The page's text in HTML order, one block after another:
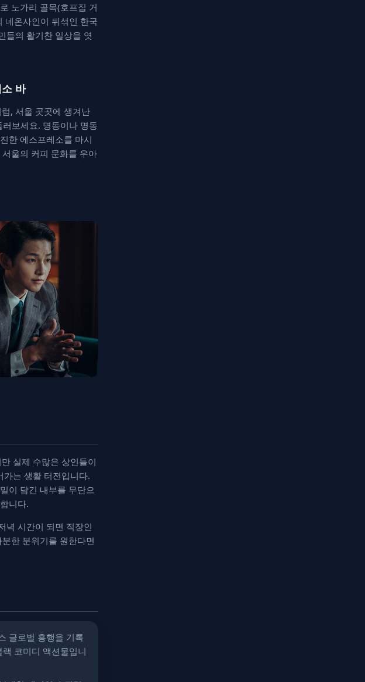
노가리 골목(호프집 거
네온사인이 뒤섞인 한국
들의 활기찬 일상을 엿
바
, 서울 곳곳에 생겨난
보세요. 명동이나 명동
한 에스프레소를 마시
울의 커피 문화를 우아
실제 수많은 상인들이
는 생활 터전입니다.
이 담긴 내부를 무단으
니다.
녁 시간이 되면 직장인
한 분위기를 원한다면
글로벌 흥행을 기록
코미디 액션물입니